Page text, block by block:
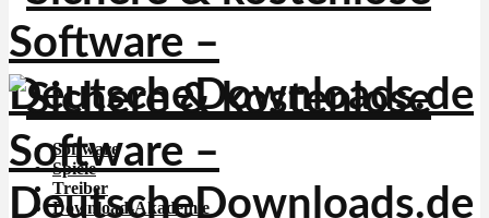
Software
Spiele
Treiber
Download-Akademie